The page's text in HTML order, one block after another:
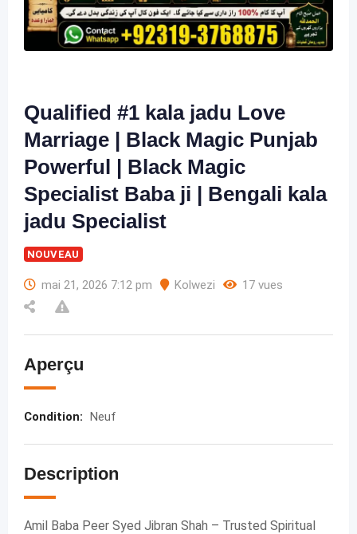
Qualified #1 kala jadu Love
Marriage | Black Magic Punjab
Powerful | Black Magic
Specialist Baba ji | Bengali kala
jadu Specialist
NOUVEAU
mai 21, 2026 7:12 pm Kolwezi 17 vues
Aperçu
Condition: Neuf
Description
Amil Baba Peer Syed Jibran Shah – Trusted Spiritual